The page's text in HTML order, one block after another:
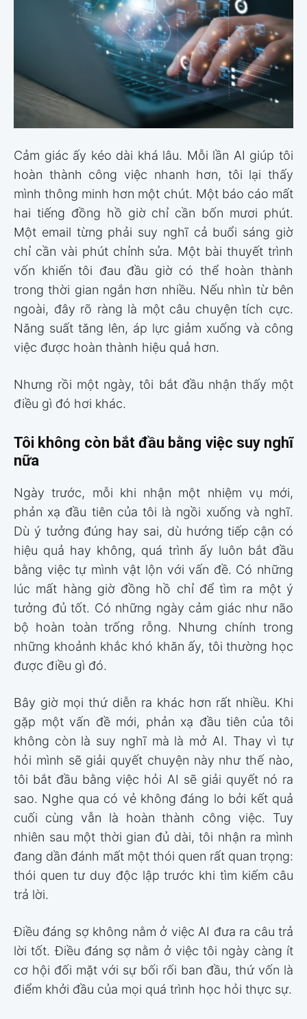
Cảm giác ấy kéo dài khá lâu. Mỗi lần AI giúp tôi
hoàn thành công việc nhanh hơn, tôi lại thấy
mình thông minh hơn một chút. Một báo cáo mất
hai tiếng đồng hồ giờ chỉ cần bốn mươi phút.
Một email từng phải suy nghĩ cả buổi sáng giờ
chỉ cần vài phút chỉnh sửa. Một bài thuyết trình
vốn khiến tôi đau đầu giờ có thể hoàn thành
trong thời gian ngắn hơn nhiều. Nếu nhìn từ bên
ngoài, đây rõ ràng là một câu chuyện tích cực.
Năng suất tăng lên, áp lực giảm xuống và công
việc được hoàn thành hiệu quả hơn.
Nhưng rồi một ngày, tôi bắt đầu nhận thấy một
điều gì đó hơi khác.
Tôi không còn bắt đầu bằng việc suy nghĩ
nữa
Ngày trước, mỗi khi nhận một nhiệm vụ mới,
phản xạ đầu tiên của tôi là ngồi xuống và nghĩ.
Dù ý tưởng đúng hay sai, dù hướng tiếp cận có
hiệu quả hay không, quá trình ấy luôn bắt đầu
bằng việc tự mình vật lộn với vấn đề. Có những
lúc mất hàng giờ đồng hồ chỉ để tìm ra một ý
tưởng đủ tốt. Có những ngày cảm giác như não
bộ hoàn toàn trống rỗng. Nhưng chính trong
những khoảnh khắc khó khăn ấy, tôi thường học
được điều gì đó.
Bây giờ mọi thứ diễn ra khác hơn rất nhiều. Khi
gặp một vấn đề mới, phản xạ đầu tiên của tôi
không còn là suy nghĩ mà là mở AI. Thay vì tự
hỏi mình sẽ giải quyết chuyện này như thế nào,
tôi bắt đầu bằng việc hỏi AI sẽ giải quyết nó ra
sao. Nghe qua có vẻ không đáng lo bởi kết quả
cuối cùng vẫn là hoàn thành công việc. Tuy
nhiên sau một thời gian đủ dài, tôi nhận ra mình
đang dần đánh mất một thói quen rất quan trọng:
thói quen tư duy độc lập trước khi tìm kiếm câu
trả lời.
Điều đáng sợ không nằm ở việc AI đưa ra câu trả
lời tốt. Điều đáng sợ nằm ở việc tôi ngày càng ít
cơ hội đối mặt với sự bối rối ban đầu, thứ vốn là
điểm khởi đầu của mọi quá trình học hỏi thực sự.